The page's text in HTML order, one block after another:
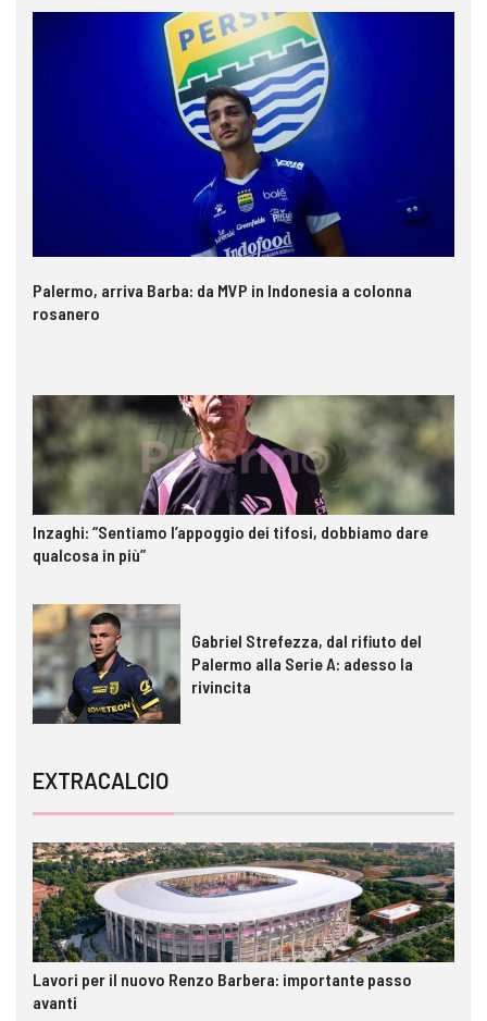
Palermo, arriva Barba: da MVP in Indonesia a colonna
rosanero
Inzaghi: “Sentiamo l’appoggio dei tifosi, dobbiamo dare
qualcosa in più”
Gabriel Strefezza, dal rifiuto del
Palermo alla Serie A: adesso la
rivincita
EXTRACALCIO
Lavori per il nuovo Renzo Barbera: importante passo
avanti